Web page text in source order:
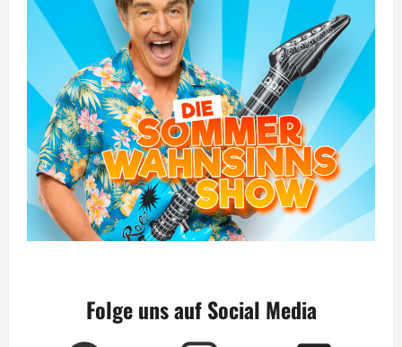
Folge uns auf Social Media